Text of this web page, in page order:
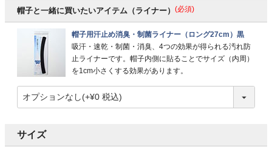
帽子と一緒に買いたいアイテム（ライナー） (必須)
帽子用汗止め消臭・制菌ライナー（ロング27cm）黒
吸汗・速乾・制菌・消臭、4つの効果が得られる汚れ防
止ライナーです。帽子内側に貼ることでサイズ（内周）
を1cm小さくする効果があります。
サイズ